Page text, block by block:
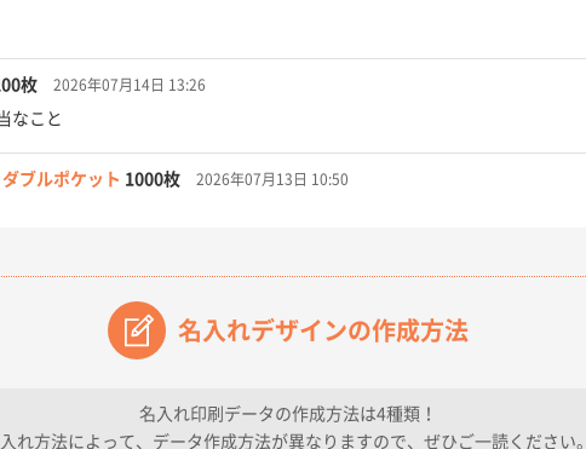
枚 2026年07月14日 13:26
なこと
ブルポケット 1000枚 2026年07月13日 10:50
注文ページ043000枚 2026年07月03日 09:23
名入れデザインの作成方法
名入れ印刷データの作成方法は4種類！
れ方法によって、データ作成方法が異なりますので、ぜひご一読ください。